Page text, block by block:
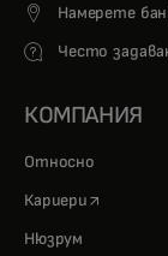
Намерете
Често
КОМПАНИЯ
Относно
Кариери opens in
Нюзрум